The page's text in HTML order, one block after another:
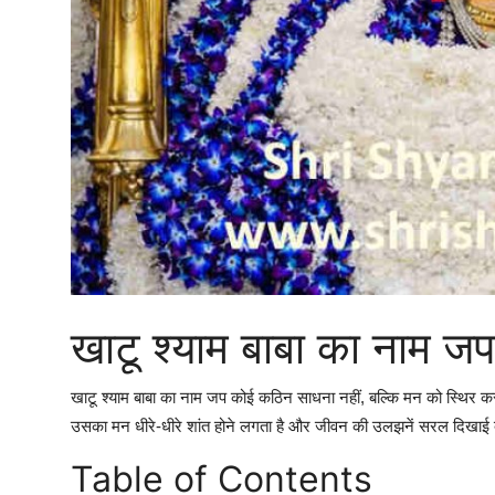
खाटू श्याम बाबा का नाम
खाटू श्याम बाबा का नाम जप कोई कठिन साधना नहीं, बल्कि मन को स्थिर
उसका मन धीरे-धीरे शांत होने लगता है और जीवन की उलझनें सरल
Table of Contents